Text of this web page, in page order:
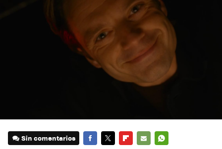
Sin comentarios